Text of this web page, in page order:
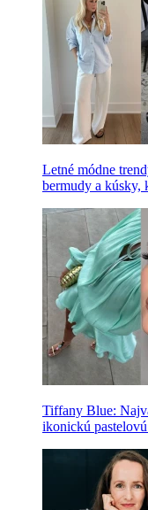
Letné módne
bermudy a kúsky,
Tiffany Blue:
ikonickú